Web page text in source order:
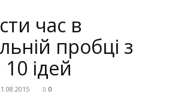
час в
пробці з
ідей
0